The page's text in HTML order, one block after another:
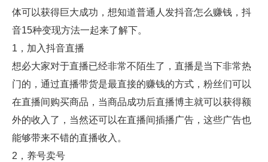
体可以获得巨大成功，想知道普通人发抖音怎么赚钱，抖
音15种变现方法一起来了解下。
1，加入抖音直播
想必大家对于直播已经非常不陌生了，直播是当下非常热
门的，通过直播带货是最直接的赚钱的方式，粉丝们可以
在直播间购买商品，当商品成功后直播博主就可以获得额
外的收入了，当然还可以在直播间插播广告，这些广告也
能够带来不错的直播收入。
2，养号卖号